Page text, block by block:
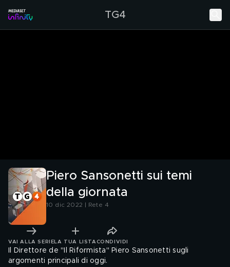
TG4
Piero Sansonetti sui temi
della giornata
10 dic 2022 | Rete 4
VAI ALLA SERIE LA TUA LISTA CONDIVIDI
Il Direttore de "Il Riformista" Piero Sansonetti sugli
argomenti principali di oggi.